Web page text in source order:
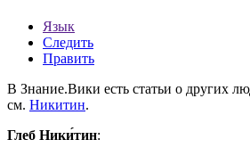
Язык
Следить
Править
В Знание.Вики есть статьи о других
см. Никитин.
Глеб Ники́тин: